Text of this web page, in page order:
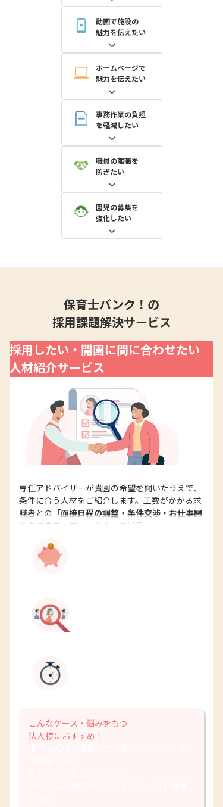
動画で施設の
魅力を伝えたい
ホームページで
魅力を伝えたい
事務作業の負担
を軽減したい
職員の離職を
防ぎたい
園児の募集を
強化したい
保育士バンク！の
採用課題解決サービス
採用したい・開園に間に合わせたい
人材紹介サービス
専任アドバイザーが貴園の希望を聞いたうえで、
条件に合う人材をご紹介します。工数がかかる求
職者との 「面接日程の調整・条件交渉・お仕事開
始までのフォロー」
をすべて代行。
※1：採用決定後の手数料
常勤職員（週32時間以上勤務）：想定年収の30％
非常勤職員（週32時間未満勤務）：一律30万円
こんなケース・悩みをもつ
法人様におすすめ！